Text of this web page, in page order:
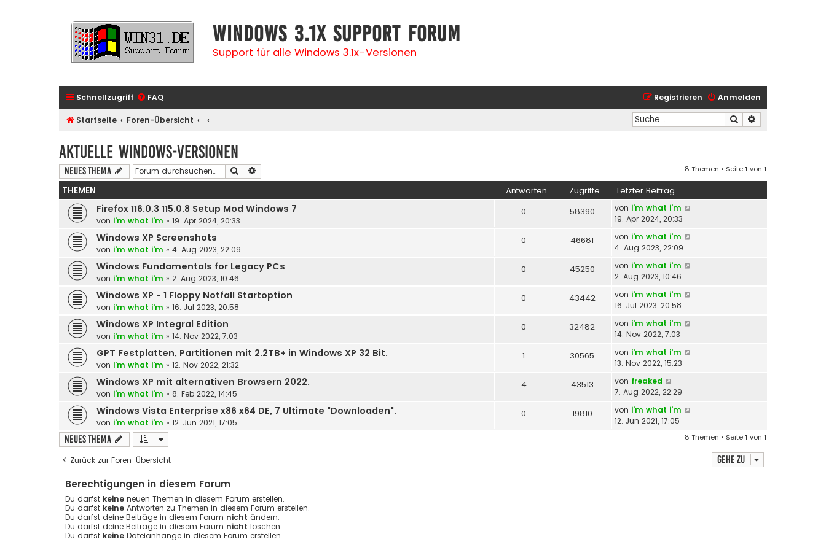
Windows 3.1x Support Forum
Support für alle Windows 3.1x-Versionen
Schnellzugriff FAQ Anmelden
Registrieren
Startseite Foren-Übersicht Suche
Aktuelle Windows-Versionen
Neues Thema Suche 8 Themen • Seite1 von 1
THEMEN Antworten Zugriffe Letzter Beitrag
Firefox 116.0.3 115.0.8 Setup Mod Windows 7
von i'm what i'm » 19. Apr 2024, 20:33
0 58390 von i'm what i'm
19. Apr 2024, 20:33
Windows XP Screenshots
von i'm what i'm » 4. Aug 2023, 22:09
0 46681 von i'm what i'm
4. Aug 2023, 22:09
Windows Fundamentals for Legacy PCs
von i'm what i'm » 2. Aug 2023, 10:46
0 45250 von i'm what i'm
2. Aug 2023, 10:46
Windows XP - 1 Floppy Notfall Startoption
von i'm what i'm » 16. Jul 2023, 20:58
0 43442 von i'm what i'm
16. Jul 2023, 20:58
Windows XP Integral Edition
von i'm what i'm » 14. Nov 2022, 7:03
0 32482 von i'm what i'm
14. Nov 2022, 7:03
GPT Festplatten, Partitionen mit 2.2TB+ in Windows XP 32 Bit.
von i'm what i'm » 12. Nov 2022, 21:32
1 30565 von i'm what i'm
13. Nov 2022, 15:23
Windows XP mit alternativen Browsern 2022.
von i'm what i'm » 8. Feb 2022, 14:45
4 43513 von freaked
7. Aug 2022, 22:29
Windows Vista Enterprise x86 x64 DE, 7 Ultimate "Downloaden".
von i'm what i'm » 12. Jun 2021, 17:05
0 19810 von i'm what i'm
12. Jun 2021, 17:05
Neues Thema 8 Themen • Seite1 von 1
Zurück zur Foren-Übersicht Gehe zu
Berechtigungen in diesem Forum
Du darfst keine neuen Themen in diesem Forum erstellen.
Du darfst keine Antworten zu Themen in diesem Forum erstellen.
Du darfst deine Beiträge in diesem Forum nicht ändern.
Du darfst deine Beiträge in diesem Forum nicht löschen.
Du darfst keine Dateianhänge in diesem Forum erstellen.